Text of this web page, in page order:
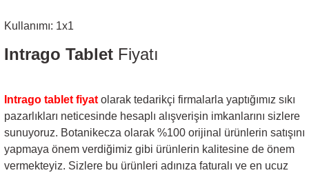
Kullanımı: 1x1
Intrago Tablet Fiyatı
Intrago tablet fiyat olarak tedarikçi firmalarla yaptığımız sıkı
pazarlıkları neticesinde hesaplı alışverişin imkanlarını sizlere
sunuyoruz. Botanikecza olarak %100 orijinal ürünlerin satışını
yapmaya önem verdiğimiz gibi ürünlerin kalitesine de önem
vermekteyiz. Sizlere bu ürünleri adınıza faturalı ve en ucuz